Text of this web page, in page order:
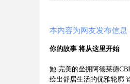
本内容为网友发布信息
你的故事 将从这里开始
她 完美的坐拥阿德莱德
绘出舒居生活的优雅轮廓